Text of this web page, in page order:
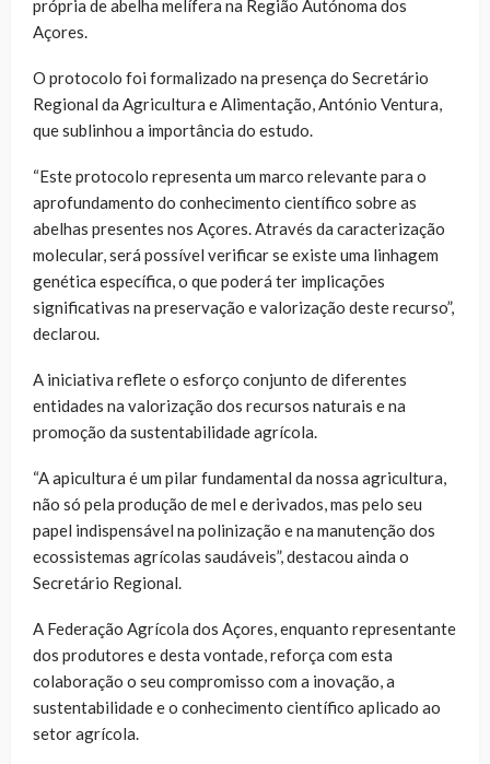
própria de abelha melífera na Região Autónoma dos
Açores.
O protocolo foi formalizado na presença do Secretário
Regional da Agricultura e Alimentação, António Ventura,
que sublinhou a importância do estudo.
“Este protocolo representa um marco relevante para o
aprofundamento do conhecimento científico sobre as
abelhas presentes nos Açores. Através da caracterização
molecular, será possível verificar se existe uma linhagem
genética específica, o que poderá ter implicações
significativas na preservação e valorização deste recurso”,
declarou.
A iniciativa reflete o esforço conjunto de diferentes
entidades na valorização dos recursos naturais e na
promoção da sustentabilidade agrícola.
“A apicultura é um pilar fundamental da nossa agricultura,
não só pela produção de mel e derivados, mas pelo seu
papel indispensável na polinização e na manutenção dos
ecossistemas agrícolas saudáveis”, destacou ainda o
Secretário Regional.
A Federação Agrícola dos Açores, enquanto representante
dos produtores e desta vontade, reforça com esta
colaboração o seu compromisso com a inovação, a
sustentabilidade e o conhecimento científico aplicado ao
setor agrícola.